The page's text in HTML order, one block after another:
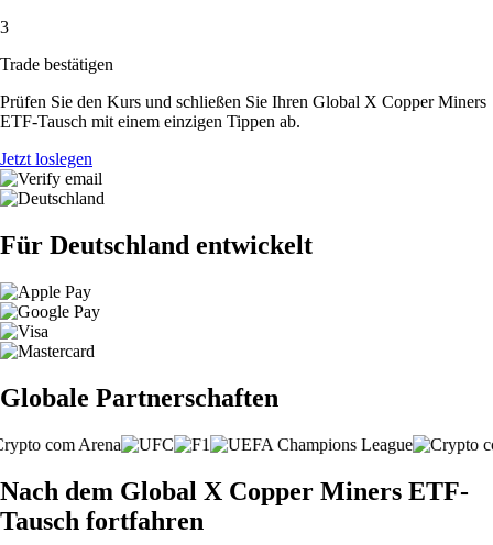
3
Trade bestätigen
Prüfen Sie den Kurs und schließen Sie Ihren Global X Copper Miners
ETF-Tausch mit einem einzigen Tippen ab.
Jetzt loslegen
Für Deutschland entwickelt
Globale Partnerschaften
Nach dem Global X Copper Miners ETF-
Tausch fortfahren